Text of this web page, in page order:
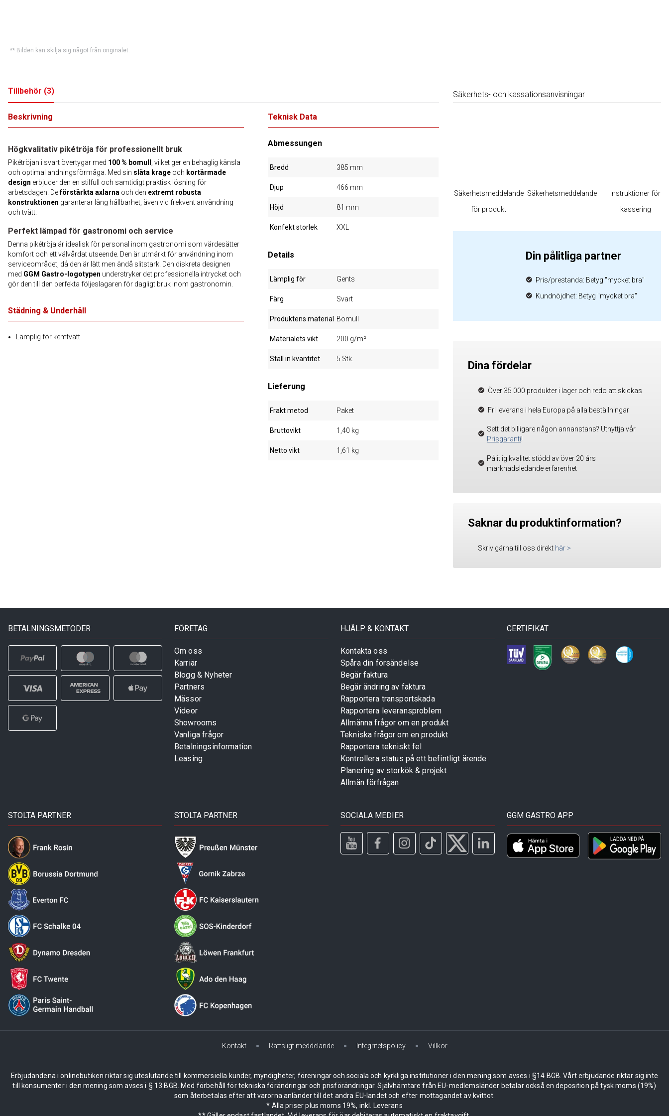
** Bilden kan skilja sig något från originalet.
Tillbehör (3)
Beskrivning
Högkvalitativ pikétröja för professionellt bruk
Pikétröjan i svart övertygar med 100 % bomull
, vilket ger en behaglig känsla
och optimal andningsförmåga. Med sin släta krage och kortärmade
design erbjuder den en stilfull och samtidigt praktisk lösning för
arbetsdagen. Deförstärkta axlarna och den extremt robusta
konstruktionen garanterar lång hållbarhet, även vid frekvent användning
och tvätt.
Perfekt lämpad för gastronomi och service
Denna pikétröja är idealisk för personal inom gastronomi som värdesätter
komfort och ett välvårdat utseende. Den är utmärkt för användning inom
serviceområdet, då den är lätt men ändå slitstark. Den diskreta designen
med GGM Gastro-logotypen understryker det professionella intrycket och
gör den till den perfekta följeslagaren för dagligt bruk inom gastronomin.
Städning & Underhåll
Lämplig för kemtvätt
Teknisk Data
Abmessungen
Bredd 385 mm
Djup 466 mm
Höjd 81 mm
Konfekt storlek XXL
Details
Lämplig för Gents
Färg Svart
Produktens material Bomull
Materialets vikt 200 g/m²
Ställ in kvantitet 5 Stk.
Lieferung
Frakt metod Paket
Bruttovikt 1,40 kg
Netto vikt 1,61 kg
Säkerhets- och kassationsanvisningar
Säkerhetsmeddelande
för produkt
Säkerhetsmeddelande
Instruktioner för
kassering
Din pålitliga partner
Pris/prestanda: Betyg "mycket bra"
Kundnöjdhet: Betyg "mycket bra"
Dina fördelar
Över 35 000 produkter i lager och redo att skickas
Fri leverans i hela Europa på alla beställningar
Sett det billigare någon annanstans? Utnyttja vår
Prisgaranti!
Pålitlig kvalitet stödd av över 20 års
marknadsledande erfarenhet
Saknar du produktinformation?
Skriv gärna till oss direkt här >
BETALNINGSMETODER FÖRETAG
Om oss
Karriär
Blogg & Nyheter
Partners
Mässor
Videor
Showrooms
Vanliga frågor
Betalningsinformation
Leasing
HJÄLP & KONTAKT
Kontakta oss
Spåra din försändelse
Begär faktura
Begär ändring av faktura
Rapportera transportskada
Rapportera leveransproblem
Allmänna frågor om en produkt
Tekniska frågor om en produkt
Rapportera tekniskt fel
Kontrollera status på ett befintligt ärende
Planering av storkök & projekt
Allmän förfrågan
CERTIFIKAT
STOLTA PARTNER STOLTA PARTNER SOCIALA MEDIER GGM GASTRO APP
Kontakt Rättsligt meddelande Integritetspolicy Villkor
Erbjudandena i onlinebutiken riktar sig uteslutande till kommersiella kunder, myndigheter, föreningar och sociala och kyrkliga institutioner i den mening som avses i §14 BGB. Vårt erbjudande riktar sig inte
till konsumenter i den mening som avses i § 13 BGB. Med förbehåll för tekniska förändringar och prisförändringar. Självhämtare från EU-medlemsländer betalar också en deposition på tysk moms (19%)
som återbetalas efter att varorna anländer till det andra EU-landet och efter mottagandet av kvittot.
* Alla priser plus moms 19%, inkl. Leverans